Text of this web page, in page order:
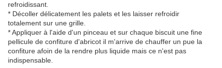
refroidissant.
* Décoller délicatement les palets et les laisser refroidir
totalement sur une grille.
* Appliquer à l'aide d'un pinceau et sur chaque biscuit une fine
pellicule de confiture d'abricot il m'arrive de chauffer un pue la
confiture afoin de la rendre plus liquide mais ce n'est pas
indispensable.